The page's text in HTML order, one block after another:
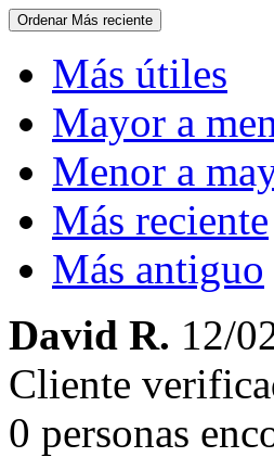
Ordenar Más reciente
Más útiles
Mayor a
Menor a
Más reciente
Más antiguo
David R. 12/
Cliente
0 personas